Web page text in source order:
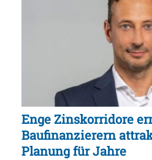
Enge Zinskorridore
Baufinanzierern
Planung für Jahre